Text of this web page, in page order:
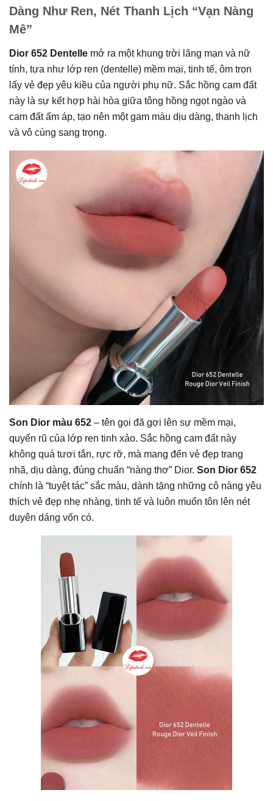
Dàng Như Ren, Nét Thanh Lịch “Vạn Nàng
Mê”
Dior 652 Dentelle mở ra một khung trời lãng mạn và nữ
tính, tựa như lớp ren (dentelle) mềm mại, tinh tế, ôm trọn
lấy vẻ đẹp yêu kiều của người phụ nữ. Sắc hồng cam đất
này là sự kết hợp hài hòa giữa tông hồng ngọt ngào và
cam đất ấm áp, tạo nên một gam màu dịu dàng, thanh lịch
và vô cùng sang trọng.
Son Dior màu 652 – tên gọi đã gợi lên sự mềm mại,
quyến rũ của lớp ren tinh xảo. Sắc hồng cam đất này
không quá tươi tắn, rực rỡ, mà mang đến vẻ đẹp trang
nhã, dịu dàng, đúng chuẩn “nàng thơ” Dior. Son Dior 652
chính là “tuyệt tác” sắc màu, dành tặng những cô nàng yêu
thích vẻ đẹp nhẹ nhàng, tinh tế và luôn muốn tôn lên nét
duyên dáng vốn có.